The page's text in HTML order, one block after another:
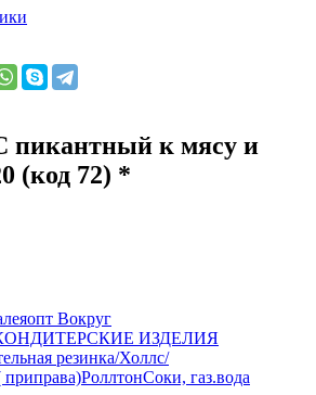
к мясу и
(код 72) *
Вокруг
ИЗДЕЛИЯ
резинка/Холлс/
приправа)РоллтонСоки, газ.вода